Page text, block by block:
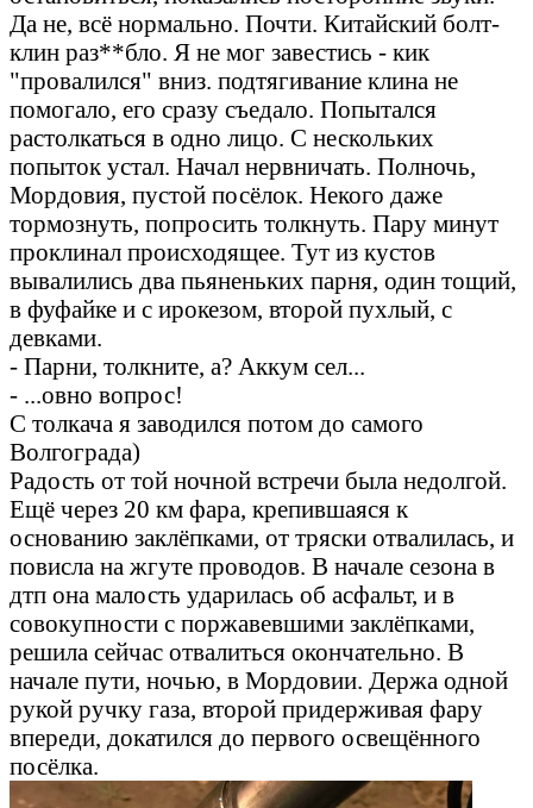
Да не, всё нормально. Почти. Китайский болт-
клин раз**бло. Я не мог завестись - кик
"провалился" вниз. подтягивание клина не
помогало, его сразу съедало. Попытался
растолкаться в одно лицо. С нескольких
попыток устал. Начал нервничать. Полночь,
Мордовия, пустой посёлок. Некого даже
тормознуть, попросить толкнуть. Пару минут
проклинал происходящее. Тут из кустов
вывалились два пьяненьких парня, один тощий,
в фуфайке и с ирокезом, второй пухлый, с
девками.
- Парни, толкните, а? Аккум сел...
- ...овно вопрос!
С толкача я заводился потом до самого
Волгограда)
Радость от той ночной встречи была недолгой.
Ещё через 20 км фара, крепившаяся к
основанию заклёпками, от тряски отвалилась, и
повисла на жгуте проводов. В начале сезона в
дтп она малость ударилась об асфальт, и в
совокупности с поржавевшими заклёпками,
решила сейчас отвалиться окончательно. В
начале пути, ночью, в Мордовии. Держа одной
рукой ручку газа, второй придерживая фару
впереди, докатился до первого освещённого
посёлка.